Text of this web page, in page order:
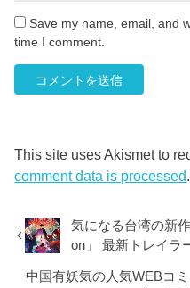
Save my name, email, and
time I comment.
This site uses Akismet to
comment data is processed.
気になる台湾の新
on」 最新トレイラ
中国有妖気の人気WEBコ